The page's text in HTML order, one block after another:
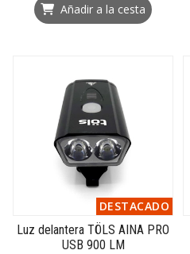
Añadir a la cesta
DESTACADO
Luz delantera TÖLS AINA PRO
USB 900 LM